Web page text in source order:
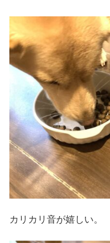
カリカリ音が嬉しい。